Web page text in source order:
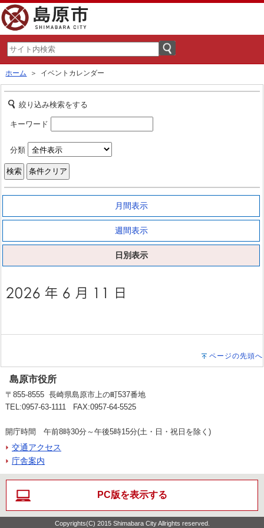
ホーム ＞ イベントカレンダー
絞り込み検索をする
キーワード
分類
月間表示
週間表示
日別表示
ページの先頭へ
島原市役所
〒855-8555 長崎県島原市上の町537番地
TEL:0957-63-1111 FAX:0957-64-5525
開庁時間 午前8時30分～午後5時15分(土・日・祝日を除く)
交通アクセス
庁舎案内
PC版を表示する
Copyrights(C) 2015 Shimabara City Allrights reserved.